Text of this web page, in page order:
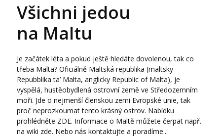
Všichni jedou
na Maltu
Je začátek léta a pokud ještě hledáte dovolenou, tak co
třeba Malta? Oficiálně Maltská republika (maltsky
Repubblika ta’ Malta, anglicky Republic of Malta), je
vyspělá, hustěobydlená ostrovní země ve Středozemním
moři. Jde o nejmenší členskou zemi Evropské unie, tak
proč neprozkoumat tento krásný ostrov. Nabídku
prohlédněte ZDE. Informace o Maltě můžete čerpat např.
na wiki zde. Nebo nás kontaktujte a poradíme...